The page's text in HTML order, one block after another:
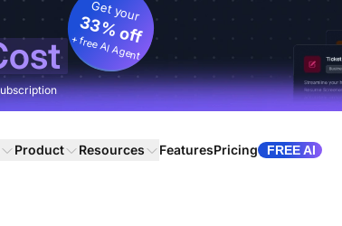
Get your
33% off
+ free AI Agent
Product Resources FeaturesPricing FREE AI